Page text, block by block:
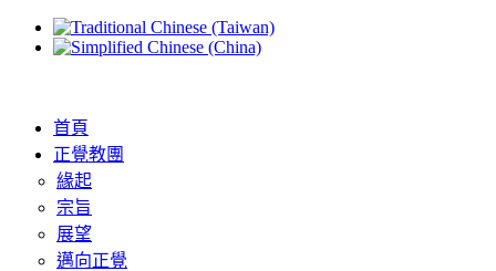
首頁
正覺教團
緣起
宗旨
展望
邁向正覺